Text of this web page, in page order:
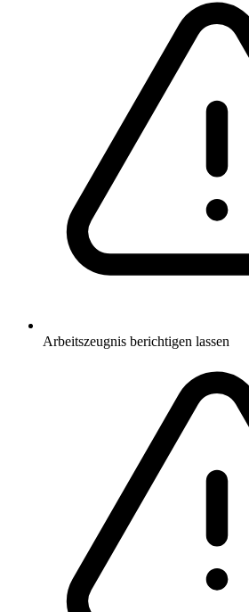
Arbeitszeugnis berichtigen lassen